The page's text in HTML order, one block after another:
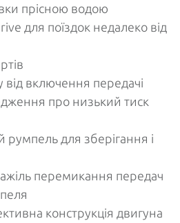
прісною водою
для поїздок недалеко від
від включення передачі
про низький тиск
румпель для зберігання і
перемикання передач
конструкція двигуна